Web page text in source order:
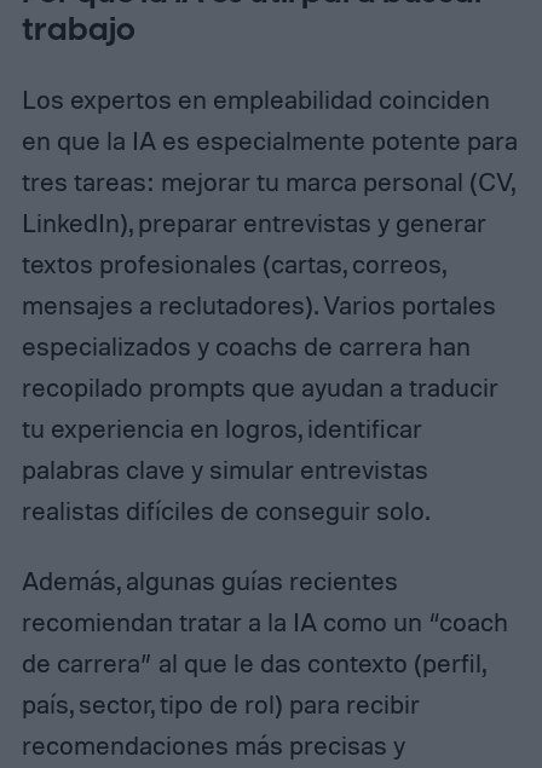
trabajo
Los expertos en empleabilidad coinciden
en que la IA es especialmente potente para
tres tareas: mejorar tu marca personal (CV,
LinkedIn), preparar entrevistas y generar
textos profesionales (cartas, correos,
mensajes a reclutadores). Varios portales
especializados y coachs de carrera han
recopilado prompts que ayudan a traducir
tu experiencia en logros, identificar
palabras clave y simular entrevistas
realistas difíciles de conseguir solo.
Además, algunas guías recientes
recomiendan tratar a la IA como un “coach
de carrera” al que le das contexto (perfil,
país, sector, tipo de rol) para recibir
recomendaciones más precisas y